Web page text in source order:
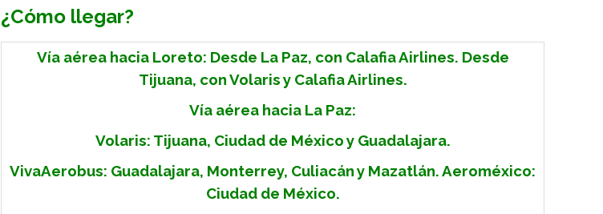
¿Cómo llegar?
Vía aérea hacia Loreto: Desde La Paz, con CalafiaAirlines. Desde
Tijuana, con Volaris y Calafia Airlines.
Vía aérea hacia La Paz:
Volaris: Tijuana, Ciudad de México y Guadalajara.
VivaAerobus: Guadalajara, Monterrey, Culiacán y Mazatlán. Aeroméxico:
Ciudad de México.